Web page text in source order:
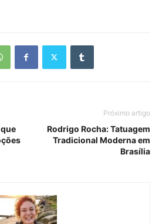
Próximo artigo
Rodrigo Rocha: Tatuagem
Tradicional Moderna em
Brasília